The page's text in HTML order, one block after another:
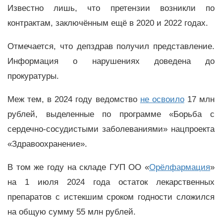
Известно лишь, что претензии возникли по
контрактам, заключённым ещё в 2020 и 2022 годах.
Отмечается, что депздрав получил представление.
Информация о нарушениях доведена до
прокуратуры.
Меж тем, в 2024 году ведомство не освоило17 млн
рублей, выделенные по программе «Борьба с
сердечно-сосудистыми заболеваниями» нацпроекта
«Здравоохранение».
В том же году на складе ГУП ОО «Орёлфармация»
на 1 июля 2024 года остаток лекарственных
препаратов с истекшим сроком годности сложился
на общую сумму 55 млн рублей.